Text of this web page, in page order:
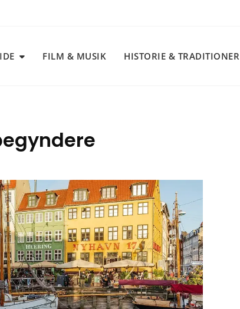
FILM & MUSIK HISTORIE & TRADITIONER